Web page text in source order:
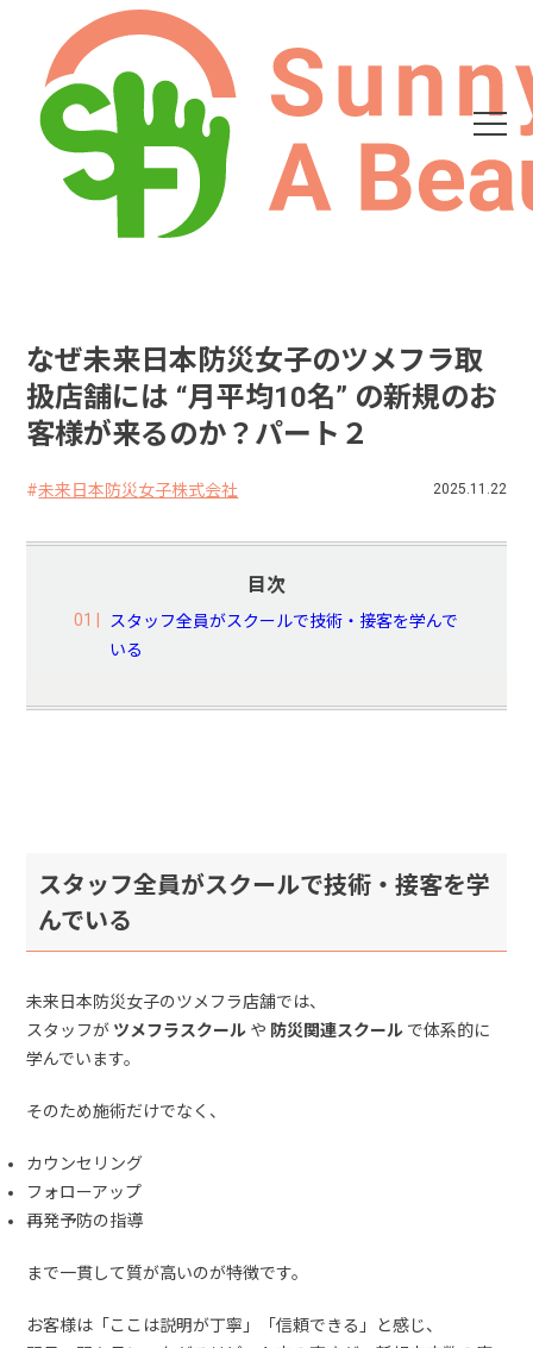
なぜ未来日本防災女子のツメフラ取
扱店舗には “月平均10名” の新規のお
客様が来るのか？パート２
2025.11.22
未来日本防災女子株式会社
目次
スタッフ全員がスクールで技術・接客を学んで
いる
スタッフ全員がスクールで技術・接客を学
んでいる
未来日本防災女子のツメフラ店舗では、
スタッフが ツメフラスクール や 防災関連スクール で体系的に
学んでいます。
そのため施術だけでなく、
カウンセリング
フォローアップ
再発予防の指導
まで一貫して質が高いのが特徴です。
お客様は「ここは説明が丁寧」「信頼できる」と感じ、